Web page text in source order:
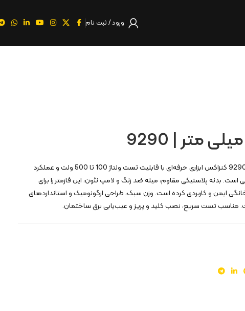
ورود / ثبت نام
فازمتر 190 میلی‌متر مدل 9290 کنزاکس ابزاری حرفه‌ای با قابلیت تست ولتاژ 100 تا 500 ولت و عملکرد
بدنه پلاستیکی مقاوم، میله ضد زنگ و لامپ نئون، این فازمتر را برای
خانگی ایمن و کاربردی کرده است. وزن سبک، طراحی ارگونومیک و استانداردهای
مناسب تست سریع، نصب کلید و پریز و عیب‌یابی برق ساختمان.